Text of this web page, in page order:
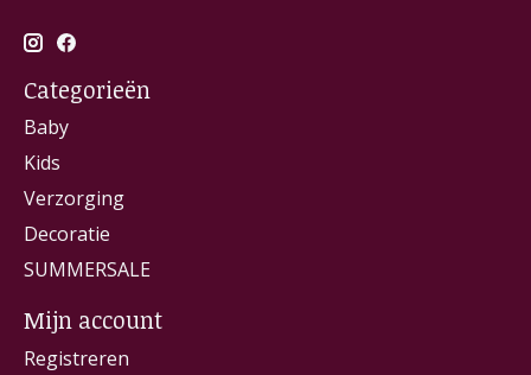
Categorieën
Baby
Kids
Verzorging
Decoratie
SUMMERSALE
Mijn account
Registreren